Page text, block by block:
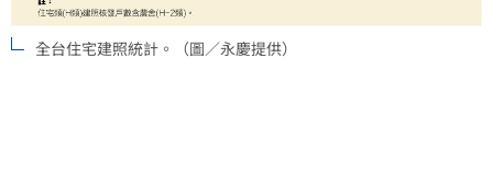
全台住宅建照統計。（圖／永慶提供）